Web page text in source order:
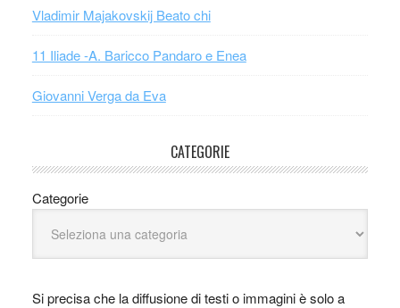
Vladimir Majakovskij Beato chi
11 Iliade -A. Baricco Pandaro e Enea
Giovanni Verga da Eva
CATEGORIE
Categorie
Si precisa che la diffusione di testi o immagini è solo a